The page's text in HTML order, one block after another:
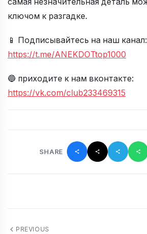
ключом к разгадке.
📱 Подписывайтесь на наш канал:
https://t.me/ANEKDOTtop1000
🔵 приходите к нам вконтакте:
https://vk.com/club233469315
SHARE
PREVIOUS